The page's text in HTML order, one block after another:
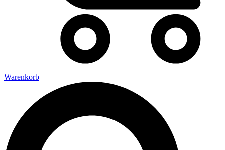
Warenkorb